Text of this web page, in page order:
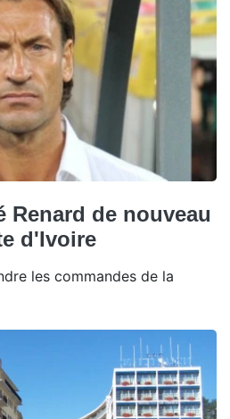
Renard de nouveau
d'Ivoire
les commandes de la